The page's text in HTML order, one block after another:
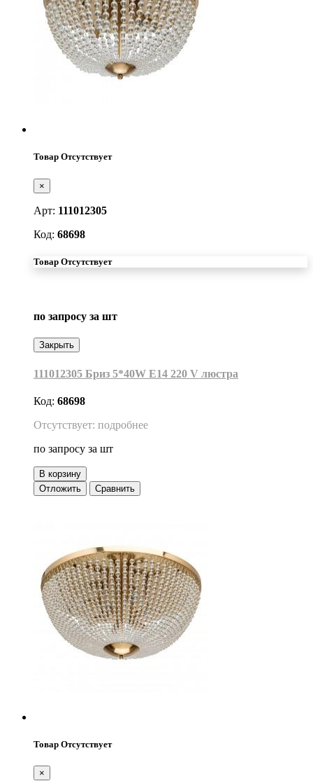
Товар Отсутствует
×
Арт: 111012305
Код: 68698
Товар Отсутствует
по запросу за шт
Закрыть
111012305 Бриз 5*40W Е14 220 V люстра
Код: 68698
Отсутствует: подробнее
по запросу за шт
В корзину
Отложить
Сравнить
Товар Отсутствует
×